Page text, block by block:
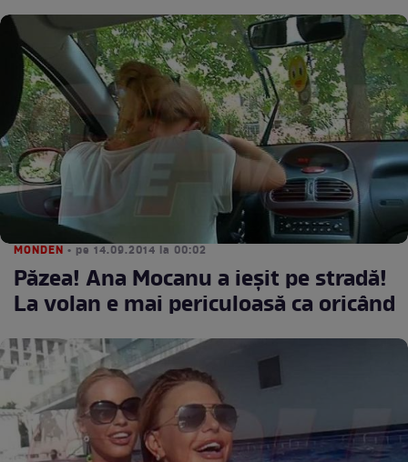
MONDEN • pe 14.09.2014 la 00:02
Păzea! Ana Mocanu a ieșit pe stradă!
La volan e mai periculoasă ca oricând